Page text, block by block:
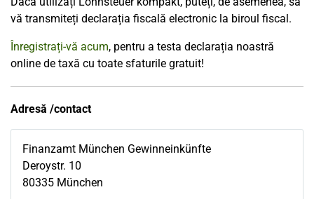
vă transmiteți declarația fiscală electronic la biroul fiscal.
Înregistrați-vă acum, pentru a testa declarația noastră
online de taxă cu toate sfaturile gratuit!
Adresă /contact
Finanzamt München Gewinneinkünfte
Deroystr. 10
80335 München